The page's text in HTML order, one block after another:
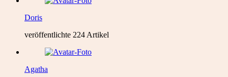
Doris
veröffentlichte 224 Artikel
Agatha